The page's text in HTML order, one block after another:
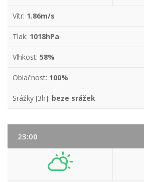
Vítr: 1.86m/s
Tlak: 1018hPa
Vlhkost: 58%
Oblačnost: 100%
Srážky [3h]: beze srážek
23:00